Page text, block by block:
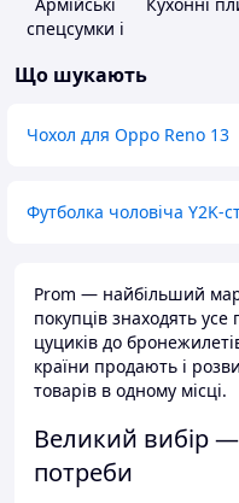
спецсумки і
Що шукають
Чохол для Oppo Reno 13
Футболка чоловіча Y2K-
Prom — найбільший
покупців знаходять
цуциків до
країни продають і
товарів в одному місці.
Великий вибір
потреби